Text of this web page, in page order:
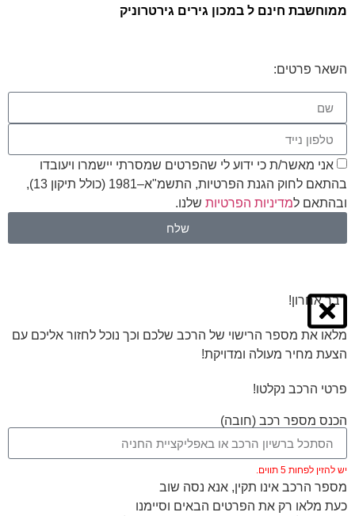
ממוחשבת חינם ל במכון גירים גירטרוניק
השאר פרטים:
אני מאשר/ת כי ידוע לי שהפרטים שמסרתי יישמרו ויעובדו
בהתאם לחוק הגנת הפרטיות, התשמ"א–1981 (כולל תיקון 13),
ובהתאם ל מדיניות הפרטיותשלנו.
שלח
דבר אחרון!
מלאו את מספר הרישוי של הרכב שלכם וכך נוכל לחזור אליכם עם
הצעת מחיר מעולה ומדויקת!
פרטי הרכב נקלטו!
הכנס מספר רכב (חובה)
יש להזין לפחות 5 תווים.
מספר הרכב אינו תקין, אנא נסה שוב
כעת מלאו רק את הפרטים הבאים וסיימנו